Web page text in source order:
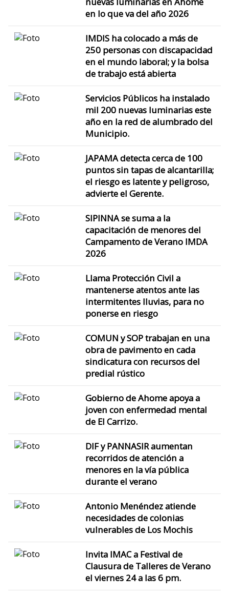
en lo que va del año 2026
IMDIS ha colocado a más de
250 personas con discapacidad
en el mundo laboral; y la bolsa
de trabajo está abierta
Servicios Públicos ha instalado
mil 200 nuevas luminarias este
año en la red de alumbrado del
Municipio.
JAPAMA detecta cerca de 100
puntos sin tapas de alcantarilla;
el riesgo es latente y peligroso,
advierte el Gerente.
SIPINNA se suma a la
capacitación de menores del
Campamento de Verano IMDA
2026
Llama Protección Civil a
mantenerse atentos ante las
intermitentes lluvias, para no
ponerse en riesgo
COMUN y SOP trabajan en una
obra de pavimento en cada
sindicatura con recursos del
predial rústico
Gobierno de Ahome apoya a
joven con enfermedad mental
de El Carrizo.
DIF y PANNASIR aumentan
recorridos de atención a
menores en la vía pública
durante el verano
Antonio Menéndez atiende
necesidades de colonias
vulnerables de Los Mochis
Invita IMAC a Festival de
Clausura de Talleres de Verano
el viernes 24 a las 6 pm.